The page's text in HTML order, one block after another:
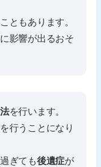
ともあります。
に影響が出るおそ
を行います。
を行うことになり
ぎても後遺症が